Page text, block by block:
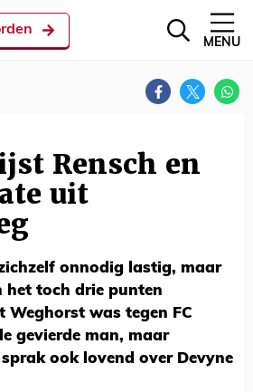
MENU
Rensch en
uit
onnodig lastig, maar
het toch drie punten
Weghorst was tegen FC
gevierde man, maar
ook lovend over Devyne